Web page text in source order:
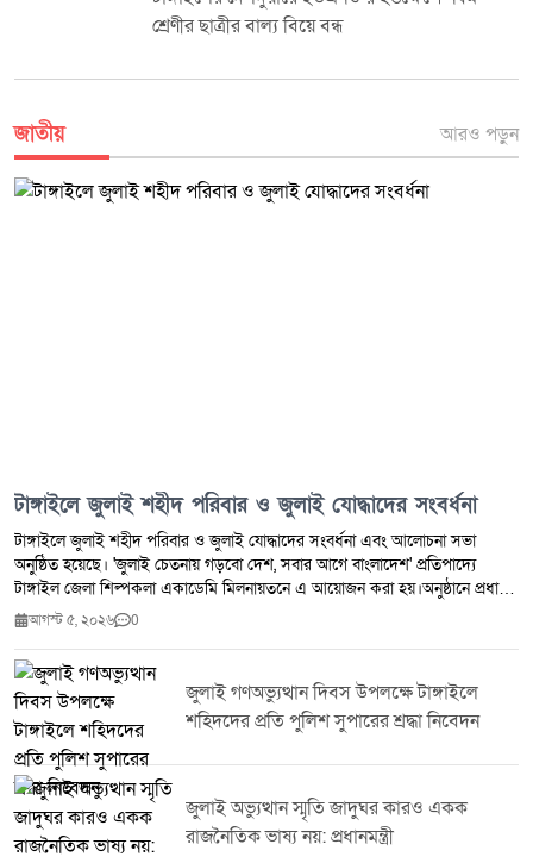
তথ্য
জাতীয় আরও পড়ুন
টাঙ্গাইলে জুলাই শহীদ পরিবার ও জুলাই যোদ্ধাদের সংবর্ধনা
টাঙ্গাইলে জুলাই শহীদ পরিবার ও জুলাই যোদ্ধাদের সংবর্ধনা এবং আলোচনা সভা
অনুষ্ঠিত হয়েছে। 'জুলাই চেতনায় গড়বো দেশ, সবার আগে বাংলাদেশ' প্রতিপাদ্যে
টাঙ্গাইল জেলা শিল্পকলা একাডেমি মিলনায়তনে এ আয়োজন করা হয়।অনুষ্ঠানে প্রধান
অতিথি হিসেবে উপস্থিত ছিলেন বিএনপির কেন্দ্রীয় প্রচার সম্পাদক এবং মৎস্য ও
জুলাই গণঅভ্যুত্থানের শহীদদের প্রতি গভীর শ্রদ্ধা জানিয়ে বলেন, তাঁদের আত্মত্যাগ
জাতির ইতিহাসে চিরস্মরণীয় হয়ে থাকবে। তিনি জুলাইয়ের চেতনা ধারণ করে একটি
বৈষম্যহীন, গণতান্ত্রিক ও সমৃদ্ধ বাংলাদেশ গড়ে তুলতে সবাইকে ঐক্যবদ্ধভাবে কাজ
করার আহ্বান জানান।অনুষ্ঠানে জুলাই শহীদ পরিবারের সদস্য ও জুলাই যোদ্ধাদের
সম্মাননা প্রদান করা হয়। এ সময় বিভিন্ন পর্যায়ের সরকারি কর্মকর্তা, রাজনৈতিক
নেতৃবৃন্দ, মুক্তিযোদ্ধা, সামাজিক ও সাংস্কৃতিক ব্যক্তিত্বসহ সুধীজন উপস্থিত ছিলেন।
আলোচনা সভায় বক্তারা বলেন, জুলাই গণঅভ্যুত্থানের চেতনা নতুন প্রজন্মের মাঝে
ছড়িয়ে দিতে এবং শহীদদের আত্মত্যাগের ইতিহাস সংরক্ষণে সবাইকে সম্মিলিতভাবে
কাজ করতে হবে।
আগস্ট ৫, ২০২৬ 0
জুলাই গণঅভ্যুত্থান দিবস উপলক্ষে টাঙ্গাইলে
শহিদদের প্রতি পুলিশ সুপারের শ্রদ্ধা নিবেদন
জুলাই অভ্যুত্থান স্মৃতি জাদুঘর কারও একক
রাজনৈতিক ভাষ্য নয়: প্রধানমন্ত্রী